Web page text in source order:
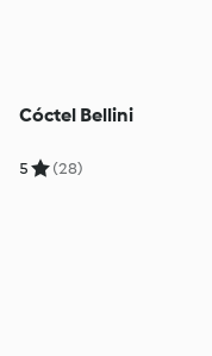
Cóctel Bellini
5 (28)